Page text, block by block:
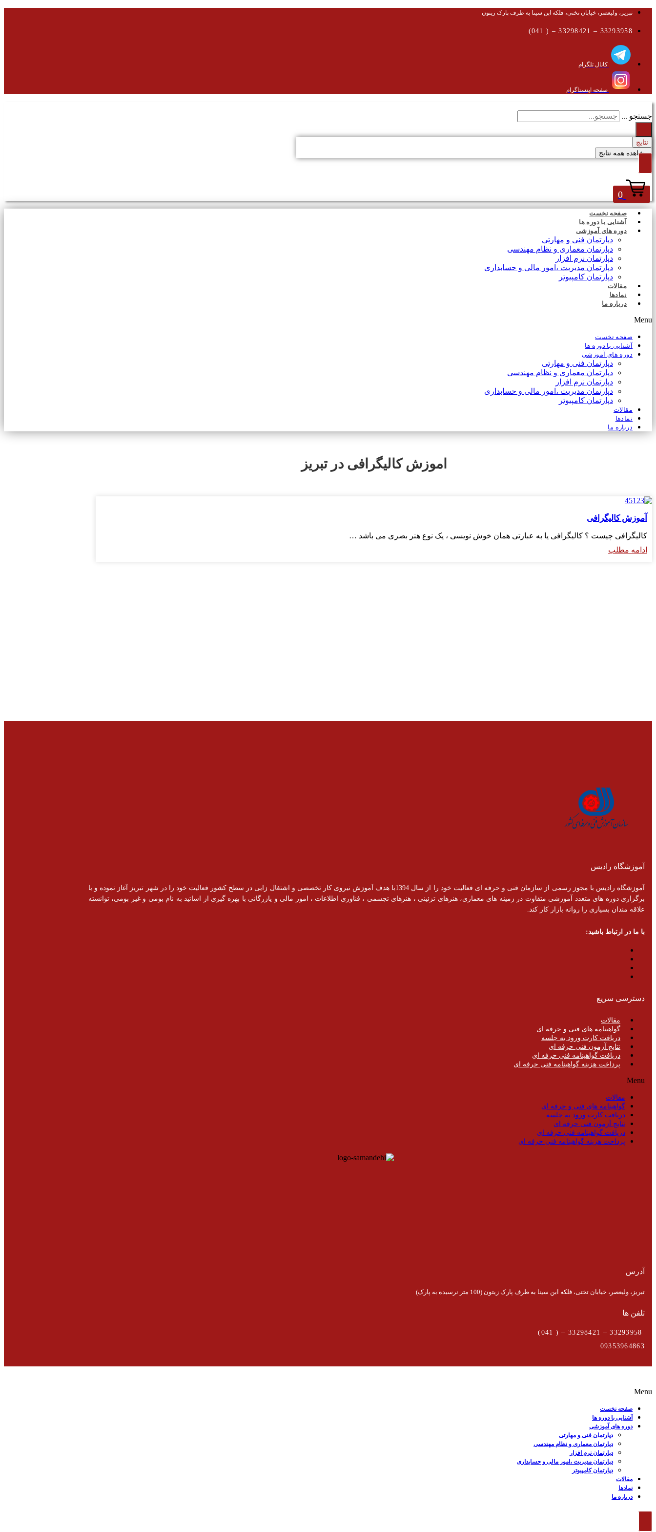
تبریز، ولیعصر، خیابان تختی، فلکه ابن سینا به طرف پارک زیتون
33293958 – 33298421 – ( 041)
کانال تلگرام
صفحه اینستاگرام
جستجو ...
نتایج
مشاهده همه نتایج
0
صفحه نخست
آشنایی با دوره ها
دوره های آموزشی
دپارتمان فنی و مهارتی
دپارتمان معماری و نظام مهندسی
دپارتمان نرم افزار
دپارتمان مدیریت ،امور مالی و حسابداری
دپارتمان کامپیوتر
مقالات
نمادها
درباره ما
Menu
صفحه نخست
آشنایی با دوره ها
دوره های آموزشی
دپارتمان فنی و مهارتی
دپارتمان معماری و نظام مهندسی
دپارتمان نرم افزار
دپارتمان مدیریت ،امور مالی و حسابداری
دپارتمان کامپیوتر
مقالات
نمادها
درباره ما
اموزش کالیگرافی در تبریز
آموزش کالیگرافی
کالیگرافی چیست ؟ کالیگرافی یا به عبارتی همان خوش ‌نویسی ، یک نوع هنر بصری می باشد …
ادامه مطلب
آموزشگاه رادیس
آموزشگاه رادیس با مجوز رسمی از سازمان فنی و حرفه ای فعالیت خود را از سال 1394با هدف آموزش نیروی کار تخصصی و اشتغال زایی در سطح کشور فعالیت خود را در شهر تبریز آغاز نموده و با
برگزاری دوره های متعدد آموزشی متفاوت در زمینه های معماری، هنرهای تزئینی ، هنرهای تجسمی ، فناوری اطلاعات ، امور مالی و یازرگانی با بهره گیری از اساتید به نام بومی و غیر بومی، توانسته
علاقه مندان بسیاری را روانه بازار کار کند.
با ما در ارتباط باشید:
دسترسی سریع
مقالات
گواهینامه های فنی و حرفه ای
دریافت کارت ورود به جلسه
نتایج آزمون فنی حرفه ای
دریافت گواهینامه فنی حرفه ای
پرداخت هزینه گواهینامه فنی حرفه ای
Menu
مقالات
گواهینامه های فنی و حرفه ای
دریافت کارت ورود به جلسه
نتایج آزمون فنی حرفه ای
دریافت گواهینامه فنی حرفه ای
پرداخت هزینه گواهینامه فنی حرفه ای
آدرس
تبریز، ولیعصر، خیابان تختی، فلکه ابن سینا به طرف پارک زیتون (100 متر نرسیده به پارک)
تلفن ها
09353964863
Menu
صفحه نخست
آشنایی با دوره ها
دوره های آموزشی
دپارتمان فنی و مهارتی
دپارتمان معماری و نظام مهندسی
دپارتمان نرم افزار
دپارتمان مدیریت ،امور مالی و حسابداری
دپارتمان کامپیوتر
مقالات
نمادها
درباره ما